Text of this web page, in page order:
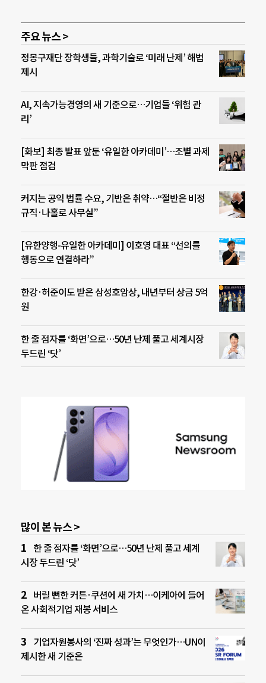
주요 뉴스 >
정몽구재단 장학생들, 과학기술로 ‘미래 난제’ 해법
제시
AI, 지속가능경영의 새 기준으로…기업들 ‘위험 관
리’
[화보] 최종 발표 앞둔 ‘유일한 아카데미’…조별 과제
막판 점검
커지는 공익 법률 수요, 기반은 취약…“절반은 비정
규직·나홀로 사무실”
[유한양행-유일한 아카데미] 이호영 대표 “선의를
행동으로 연결하라”
한강·허준이도 받은 삼성호암상, 내년부터 상금 5억
원
한 줄 점자를 ‘화면’으로…50년 난제 풀고 세계시장
두드린 ‘닷’
많이 본 뉴스 >
한 줄 점자를 ‘화면’으로…50년 난제 풀고 세계
시장 두드린 ‘닷’
버릴 뻔한 커튼·쿠션에 새 가치…이케아에 들어
온 사회적기업 재봉 서비스
기업자원봉사의 ‘진짜 성과’는 무엇인가…UN이
제시한 새 기준은